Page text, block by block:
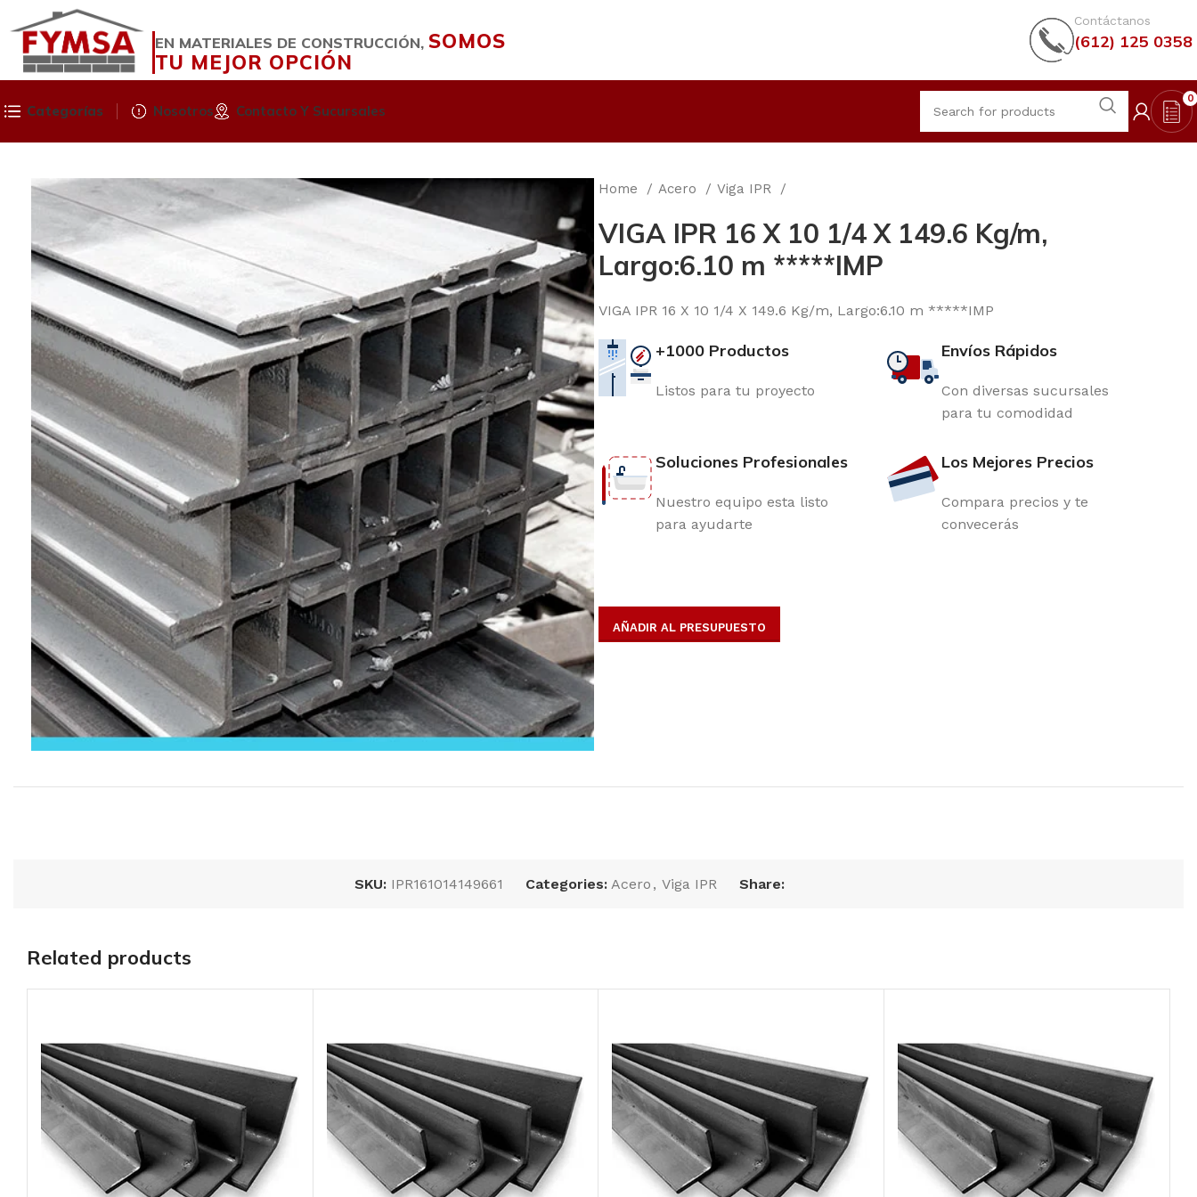
EN MATERIALES DE CONSTRUCCIÓN, SOMOS
TU MEJOR OPCIÓN
Contáctanos
(612) 125 0358
Categorías
largo:6 m, cal.:18
PRESUPUESTO
SKU: K30018
cal. 16*****
SKU: PTR112C16
26 X 1.220 MT Largo
PRESUPUESTO
SKU:GROJO1
Todos los productos
Conoce toda nuestra línea de productos
Nosotros Contacto Y Sucursales
0
Home Acero Viga IPR
VIGA IPR 16 X 10 1/4 X 149.6 Kg/m,
Largo:6.10 m *****IMP
VIGA IPR 16 X 10 1/4 X 149.6 Kg/m, Largo:6.10 m *****IMP
+1000 Productos
Listos para tu proyecto
Envíos Rápidos
Con diversas sucursales
para tu comodidad
Soluciones Profesionales
Nuestro equipo esta listo
para ayudarte
Los Mejores Precios
Compara precios y te
convecerás
AÑADIR AL PRESUPUESTO
SKU: IPR161014149661 Categories: Acero , Viga IPR Share:
Related products